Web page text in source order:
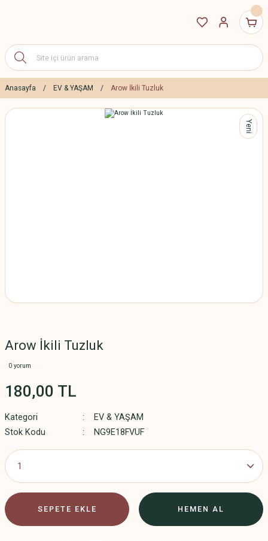
Anasayfa EV & YAŞAM Arow İkili Tuzluk
Yeni
Arow İkili Tuzluk
0 yorum
180,00 TL
Kategori
EV & YAŞAM
Stok Kodu
NG9E18FVUF
SEPETE EKLE HEMEN AL